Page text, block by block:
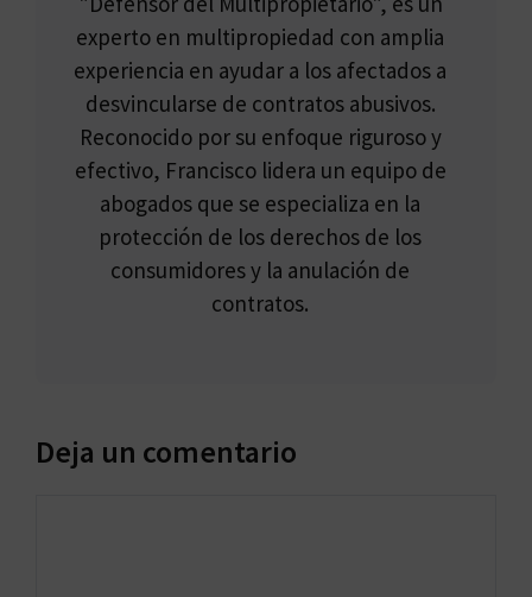
experto en multipropiedad con amplia
experiencia en ayudar a los afectados a
desvincularse de contratos abusivos.
Reconocido por su enfoque riguroso y
efectivo, Francisco lidera un equipo de
abogados que se especializa en la
protección de los derechos de los
consumidores y la anulación de
contratos.
Deja un comentario